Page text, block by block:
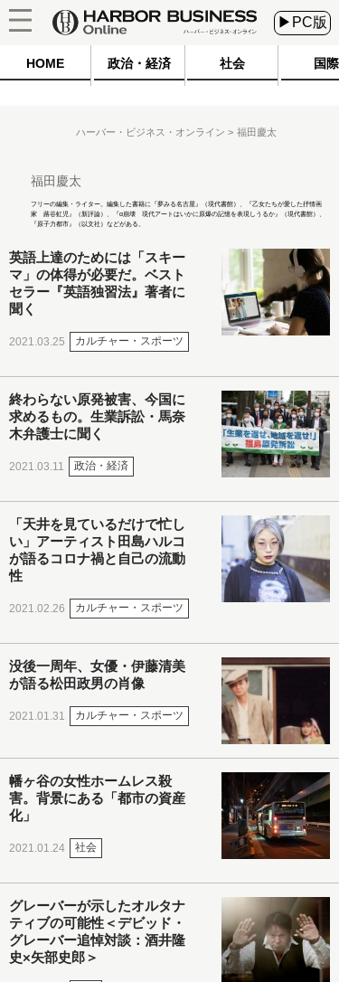
▶PC版
HOME 政治・経済 社会 国際
ハーバー・ビジネス・オンライン 福田慶太
福田慶太
フリーの編集・ライター。編集した書籍に『夢みる名古屋』（現代書館）、『乙女たちが愛した抒情画
家 蕗谷虹児』（新評論）、『α崩壊 現代アートはいかに原爆の記憶を表現しうるか』（現代書館）、
『原子力都市』（以文社）などがある。
英語上達のためには「スキー
マ」の体得が必要だ。ベスト
セラー『英語独習法』著者に
聞く
2021.03.25 カルチャー・スポーツ
終わらない原発被害、今国に
求めるもの。生業訴訟・馬奈
木弁護士に聞く
2021.03.11 政治・経済
「天井を見ているだけで忙し
い」アーティスト田島ハルコ
が語るコロナ禍と自己の流動
性
2021.02.26 カルチャー・スポーツ
没後一周年、女優・伊藤清美
が語る松田政男の肖像
2021.01.31 カルチャー・スポーツ
幡ヶ谷の女性ホームレス殺
害。背景にある「都市の資産
化」
2021.01.24 社会
グレーバーが示したオルタナ
ティブの可能性＜デビッド・
グレーバー追悼対談：酒井隆
史×矢部史郎＞